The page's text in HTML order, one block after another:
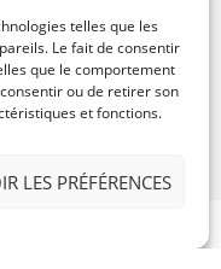
telles que les
Le fait de consentir
que le comportement
ou de retirer son
et fonctions.
LES PRÉFÉRENCES